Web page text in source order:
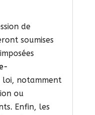
de
soumises
loi, notamment
ou
Enfin, les